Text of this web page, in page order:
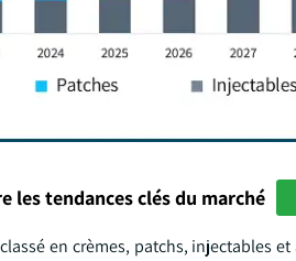
les tendances clés du marché
en crèmes, patchs, injectables